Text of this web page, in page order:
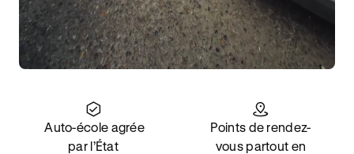
Auto-école agrée
par l’État
Points de rendez-
vous partout en